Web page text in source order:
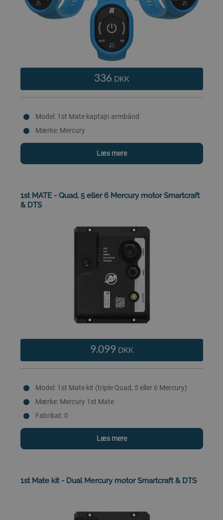
336 DKK
Model: 1st Mate kaptajn armbånd
Mærke: Mercury
Læs mere
1st MATE - Quad, 5 eller 6 Mercury motor Smartcraft
& DTS
9.099 DKK
Model: 1st Mate kit (triple Quad, 5 eller 6 Mercury)
Mærke: Mercury 1st Mate
Fabrikat: 0
Læs mere
1st Mate kit - Dual Mercury motor Smartcraft & DTS